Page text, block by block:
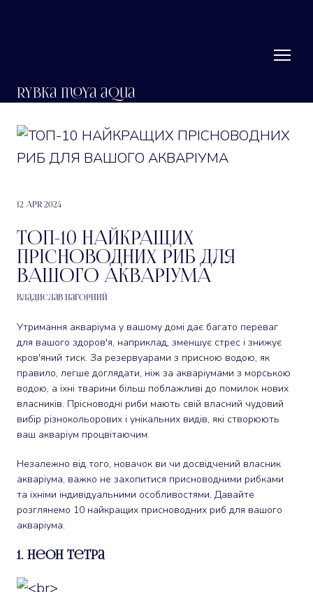
RYbka moya aqua
12 Apr 2024
ТОП-10 НАЙКРАЩИХ
ПРІСНОВОДНИХ РИБ ДЛЯ
ВАШОГО АКВАРІУМА
Владислав Нагорний
Утримання акваріума у ​​вашому домі дає багато переваг
для вашого здоров'я, наприклад, зменшує стрес і знижує
кров'яний тиск. За резервуарами з присною водою, як
правило, легше доглядати, ніж за акваріумами з морською
водою, а їхні тварини більш поблажливі до помилок нових
власників. Прісноводні риби мають свій власний чудовий
вибір різнокольорових і унікальних видів, які створюють
ваш акваріум процвітаючим.
Незалежно від того, новачок ви чи досвідчений власник
акваріума, важко не захопитися присноводними рибками
та їхніми індивідуальними особливостями. Давайте
розглянемо 10 найкращих присноводних риб для вашого
акваріума.
1. Неон Тетра